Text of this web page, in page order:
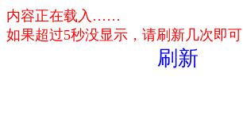
内容正在载入……
如果超过5秒没显示，请刷新几次即可
刷新